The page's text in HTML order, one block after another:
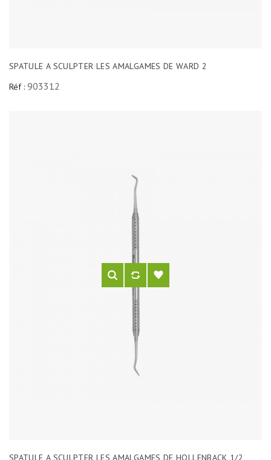
SPATULE A SCULPTER LES AMALGAMES DE WARD 2
Réf : 903312
SPATULE A SCULPTER LES AMALGAMES DE HOLLENBACK 1/2